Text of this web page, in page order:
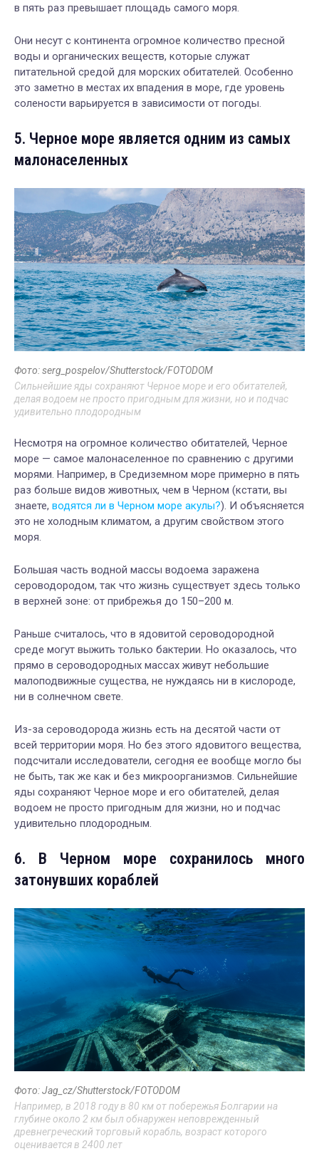
в пять раз превышает площадь самого моря.
Они несут с континента огромное количество пресной
воды и органических веществ, которые служат
питательной средой для морских обитателей. Особенно
это заметно в местах их впадения в море, где уровень
солености варьируется в зависимости от погоды.
5. Черное море является одним из самых
малонаселенных
Фото: serg_pospelov/Shutterstock/FOTODOM
Сильнейшие яды сохраняют Черное море и его обитателей,
делая водоем не просто пригодным для жизни, но и подчас
удивительно плодородным
Несмотря на огромное количество обитателей, Черное
море — самое малонаселенное по сравнению с другими
морями. Например, в Средиземном море примерно в пять
раз больше видов животных, чем в Черном (кстати, вы
знаете, водятся ли в Черном море акулы?). И объясняется
это не холодным климатом, а другим свойством этого
моря.
Большая часть водной массы водоема заражена
сероводородом, так что жизнь существует здесь только
в верхней зоне: от прибрежья до 150–200 м.
Раньше считалось, что в ядовитой сероводородной
среде могут выжить только бактерии. Но оказалось, что
прямо в сероводородных массах живут небольшие
малоподвижные существа, не нуждаясь ни в кислороде,
ни в солнечном свете.
Из-за сероводорода жизнь есть на десятой части от
всей территории моря. Но без этого ядовитого вещества,
подсчитали исследователи, сегодня ее вообще могло бы
не быть, так же как и без микроорганизмов. Сильнейшие
яды сохраняют Черное море и его обитателей, делая
водоем не просто пригодным для жизни, но и подчас
удивительно плодородным.
6. В Черном море сохранилось много
затонувших кораблей
Фото: Jag_cz/Shutterstock/FOTODOM
Например, в 2018 году в 80 км от побережья Болгарии на
глубине около 2 км был обнаружен неповрежденный
древнегреческий торговый корабль, возраст которого
оценивается в 2400 лет